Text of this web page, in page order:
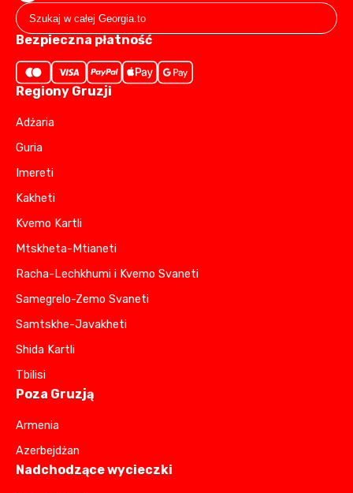
Bezpieczna płatność
Regiony Gruzji
Adżaria
Guria
Imereti
Kakheti
Kvemo Kartli
Mtskheta-Mtianeti
Racha-Lechkhumi i Kvemo Svaneti
Samegrelo-Zemo Svaneti
Samtskhe-Javakheti
Shida Kartli
Tbilisi
Poza Gruzją
Armenia
Azerbejdżan
Nadchodzące wycieczki